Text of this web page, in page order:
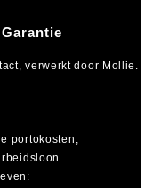
, verwerkt door Mollie.
portokosten,